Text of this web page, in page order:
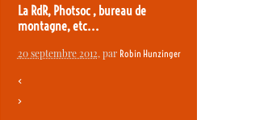
La RdR, Photsoc , bureau de
montagne, etc...
20 septembre 2012, par Robin Hunzinger
<
>